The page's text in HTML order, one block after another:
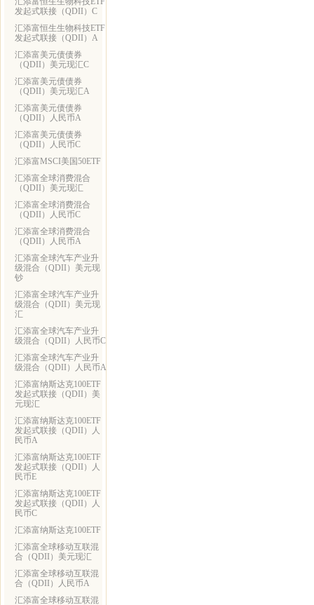
发起式联接（QDII）C
汇添富恒生生物科技ETF
发起式联接（QDII）A
汇添富美元债债券
（QDII）美元现汇C
汇添富美元债债券
（QDII）美元现汇A
汇添富美元债债券
（QDII）人民币A
汇添富美元债债券
（QDII）人民币C
汇添富MSCI美国50ETF
汇添富全球消费混合
（QDII）美元现汇
汇添富全球消费混合
（QDII）人民币C
汇添富全球消费混合
（QDII）人民币A
汇添富全球汽车产业升
级混合（QDII）美元现
钞
汇添富全球汽车产业升
级混合（QDII）美元现
汇
汇添富全球汽车产业升
级混合（QDII）人民币C
汇添富全球汽车产业升
级混合（QDII）人民币A
汇添富纳斯达克100ETF
发起式联接（QDII）美
元现汇
汇添富纳斯达克100ETF
发起式联接（QDII）人
民币A
汇添富纳斯达克100ETF
发起式联接（QDII）人
民币E
汇添富纳斯达克100ETF
发起式联接（QDII）人
民币C
汇添富纳斯达克100ETF
汇添富全球移动互联混
合（QDII）美元现汇
汇添富全球移动互联混
合（QDII）人民币A
汇添富全球移动互联混